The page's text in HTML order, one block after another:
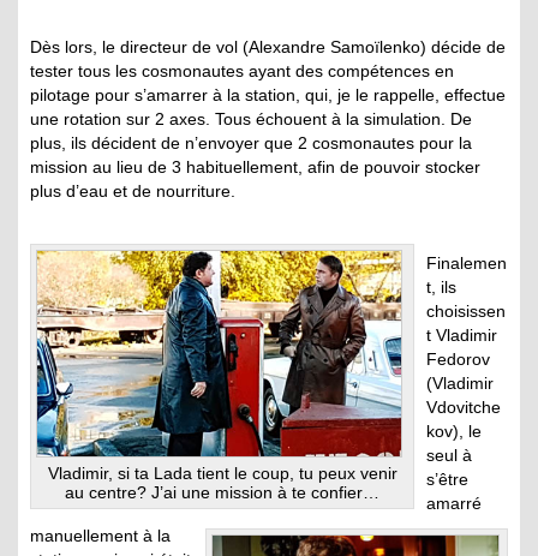
Dès lors, le directeur de vol (Alexandre Samoïlenko) décide de
tester tous les cosmonautes ayant des compétences en
pilotage pour s’amarrer à la station, qui, je le rappelle, effectue
une rotation sur 2 axes. Tous échouent à la simulation. De
plus, ils décident de n’envoyer que 2 cosmonautes pour la
mission au lieu de 3 habituellement, afin de pouvoir stocker
plus d’eau et de nourriture.
Vladimir, si ta Lada tient le coup, tu peux venir
au centre? J’ai une mission à te confier…
Finalemen
t, ils
choisissen
t Vladimir
Fedorov
(Vladimir
Vdovitche
kov), le
seul à
s’être
amarré
manuellement à la